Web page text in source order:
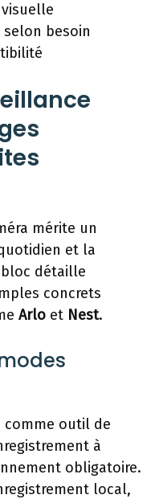
selon besoin
mérite un
et la
détaille
concrets
Arlo et Nest.
comme outil de
à
obligatoire.
local,